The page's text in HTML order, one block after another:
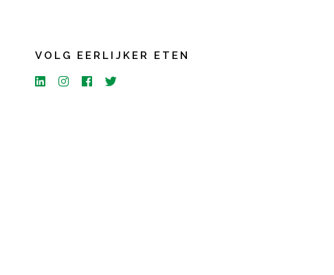
VOLG EERLIJKER ETEN